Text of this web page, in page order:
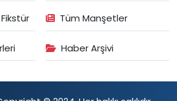
Tüm Manşetler
Haber Arşivi